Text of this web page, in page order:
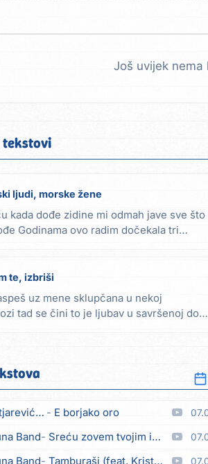
Još uvijek nema
ljudi, morske žene
kada dođe zidine mi odmah jave sve što
Godinama ovo radim dočekala tri
te, izbriši
uz mene sklupčana u nekoj
tad se čini to je ljubav u savršenoj dozi
1. Slobodan Batjarević Čobe E borjako oro
Band Sreću zovem tvojim imenom (feat. Kristina Smetko)
Band Tamburaši (feat. Kristina Smetko)